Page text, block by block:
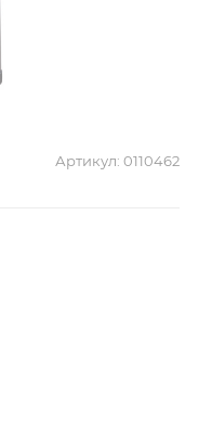
Артикул: 0110462